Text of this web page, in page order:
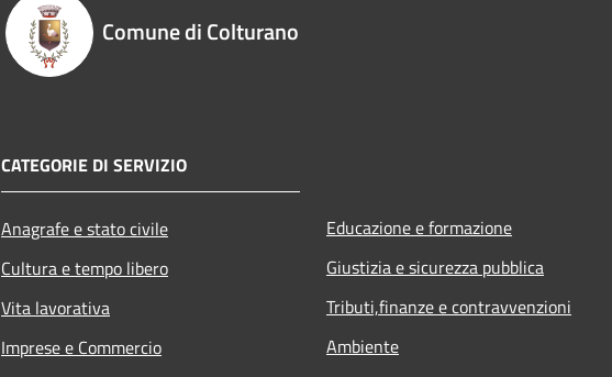
Comune di Colturano
CATEGORIE DI SERVIZIO
Anagrafe e stato civile
Cultura e tempo libero
Vita lavorativa
Imprese e Commercio
Educazione e formazione
Giustizia e sicurezza pubblica
Tributi,finanze e contravvenzioni
Ambiente